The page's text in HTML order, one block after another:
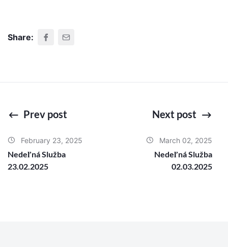
Share:
Prev post
February 23, 2025
Nedeľná Služba
23.02.2025
Next post
March 02, 2025
Nedeľná Služba
02.03.2025